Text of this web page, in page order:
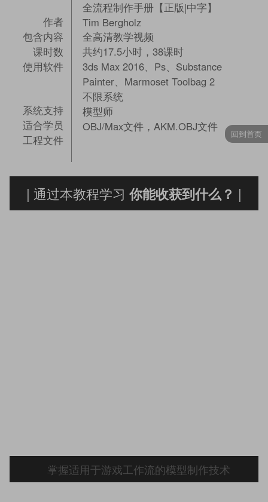
作者
包含内容
课时数
使用软件
系统支持
适合学员
工程文件
全流程制作手册【正版|中字】
Tim Bergholz
全高清教学视频
共约17.5小时，38课时
3ds Max 2016、Ps、Substance
Painter、Marmoset Toolbag 2
不限系统
模型师
OBJ/Max文件，AKM.OBJ文件
| 通过本教程学习 你能收获到什么？ |
掌握适用于游戏工作流的模型制作技术
回到首页